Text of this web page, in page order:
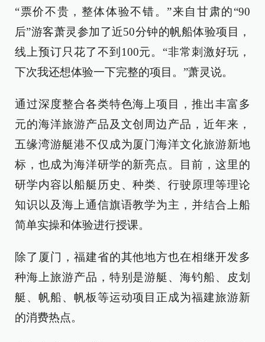
“票价不贵，整体体验不错。”来自甘肃的“90
后”游客萧灵参加了近50分钟的帆船体验项目，
线上预订只花了不到100元。“非常刺激好玩，
下次我还想体验一下完整的项目。”萧灵说。
通过深度整合各类特色海上项目，推出丰富多
元的海洋旅游产品及文创周边产品，近年来，
五缘湾游艇港不仅成为厦门海洋文化旅游新地
标，也成为海洋研学的新亮点。目前，这里的
研学内容以船艇历史、种类、行驶原理等理论
知识以及海上通信旗语教学为主，并结合上船
简单实操和体验进行授课。
除了厦门，福建省的其他地方也在相继开发多
种海上旅游产品，特别是游艇、海钓船、皮划
艇、帆船、帆板等运动项目正成为福建旅游新
的消费热点。